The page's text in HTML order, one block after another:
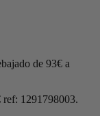
de 93€ a
ref: 1291798003.